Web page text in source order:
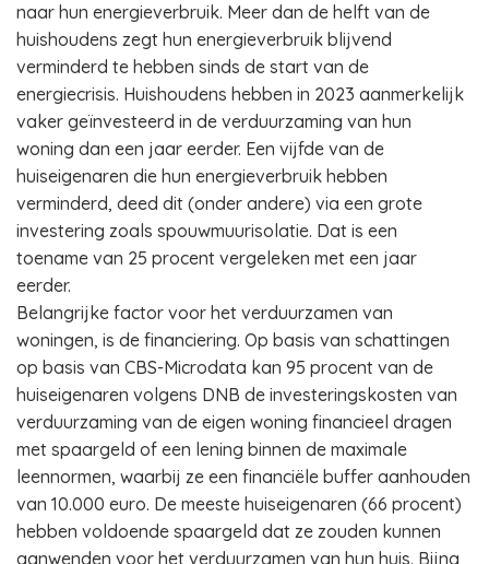
naar hun energieverbruik. Meer dan de helft van de
huishoudens zegt hun energieverbruik blijvend
verminderd te hebben sinds de start van de
energiecrisis. Huishoudens hebben in 2023 aanmerkelijk
vaker geïnvesteerd in de verduurzaming van hun
woning dan een jaar eerder. Een vijfde van de
huiseigenaren die hun energieverbruik hebben
verminderd, deed dit (onder andere) via een grote
investering zoals spouwmuurisolatie. Dat is een
toename van 25 procent vergeleken met een jaar
eerder.
Belangrijke factor voor het verduurzamen van
woningen, is de financiering. Op basis van schattingen
op basis van CBS-Microdata kan 95 procent van de
huiseigenaren volgens DNB de investeringskosten van
verduurzaming van de eigen woning financieel dragen
met spaargeld of een lening binnen de maximale
leennormen, waarbij ze een financiële buffer aanhouden
van 10.000 euro. De meeste huiseigenaren (66 procent)
hebben voldoende spaargeld dat ze zouden kunnen
aanwenden voor het verduurzamen van hun huis. Bijna